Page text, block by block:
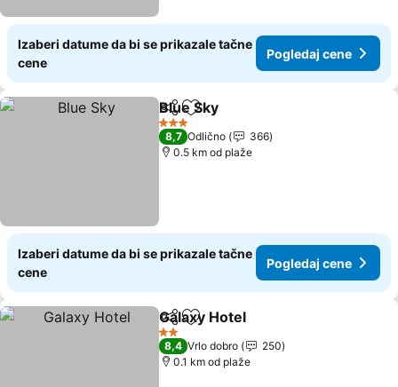
Izaberi datume da bi se prikazale tačne
cene
Pogledaj cene
Deli Dodati u favorite
Blue Sky
3 Zvezdice
8,7 Odlično
366
0.5 km od plaže
Izaberi datume da bi se prikazale tačne
cene
Pogledaj cene
Deli Dodati u favorite
Galaxy Hotel
2 Zvezdice
8,4 Vrlo dobro
250
0.1 km od plaže